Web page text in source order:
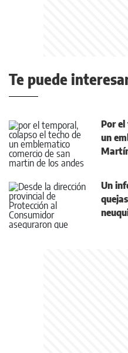
Te puede
Por el
un
Un